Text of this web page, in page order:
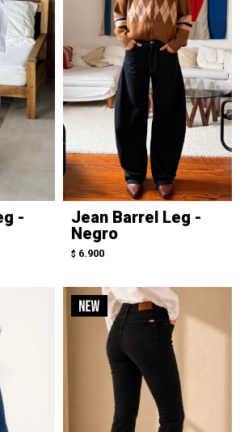
-
Jean Barrel Leg -
Negro
$ 6.900